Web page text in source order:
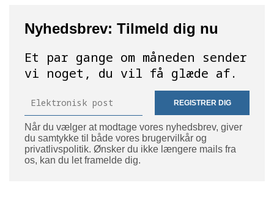
Nyhedsbrev: Tilmeld dig nu
Et par gange om måneden sender
vi noget, du vil få glæde af.
REGISTRER DIG
Når du vælger at modtage vores nyhedsbrev, giver
du samtykke til både vores brugervilkår og
privatlivspolitik. Ønsker du ikke længere mails fra
os, kan du let framelde dig.